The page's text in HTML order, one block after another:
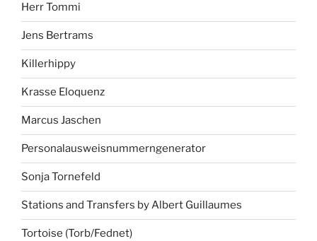
Herr Tommi
Jens Bertrams
Killerhippy
Krasse Eloquenz
Marcus Jaschen
Personalausweisnummerngenerator
Sonja Tornefeld
Stations and Transfers by Albert Guillaumes
Tortoise (Torb/Fednet)